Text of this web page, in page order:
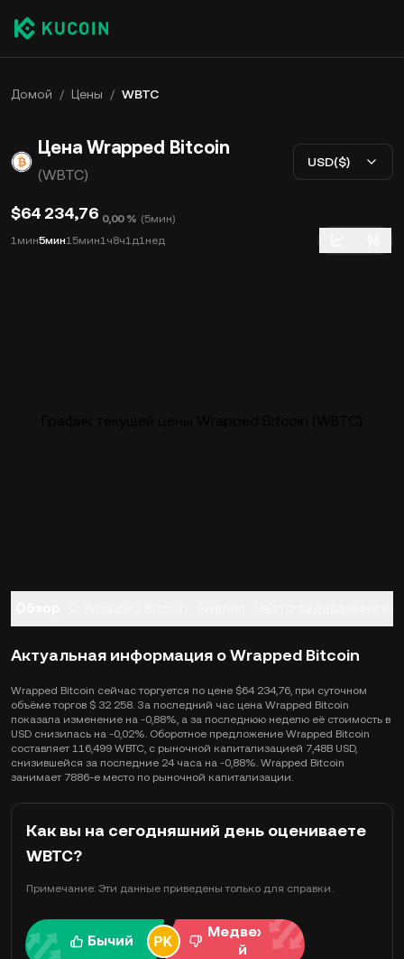
Домой / Цены / WBTC
Цена Wrapped Bitcoin
(WBTC)
USD($)
$64 234,76 0,00 % (5мин)
1мин5мин15мин1ч8ч1д1нед
Актуальная информация о Wrapped Bitcoin
Wrapped Bitcoin сейчас торгуется по цене $64 234,76, при суточном
объёме торгов $ 32 258. За последний час цена Wrapped Bitcoin
показала изменение на -0,88%, а за последнюю неделю её стоимость в
USD снизилась на -0,02%. Оборотное предложение Wrapped Bitcoin
составляет 116,499 WBTC, с рыночной капитализацией 7,48B USD,
снизившейся за последние 24 часа на -0,88%. Wrapped Bitcoin
занимает 7886-е место по рыночной капитализации.
Как вы на сегодняшний день оцениваете
WBTC?
Примечание: Эти данные приведены только для справки.
Бычий
Медвежи
й